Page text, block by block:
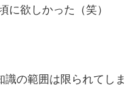
に欲しかった（笑）
の範囲は限られてしま